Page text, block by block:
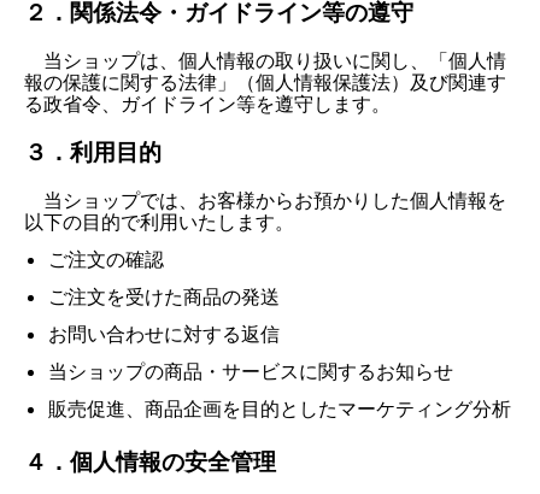
２．関係法令・ガイドライン等の遵守
当ショップは、個人情報の取り扱いに関し、「個人情
報の保護に関する法律」（個人情報保護法）及び関連す
る政省令、ガイドライン等を遵守します。
３．利用目的
当ショップでは、お客様からお預かりした個人情報を
以下の目的で利用いたします。
ご注文の確認
ご注文を受けた商品の発送
お問い合わせに対する返信
当ショップの商品・サービスに関するお知らせ
販売促進、商品企画を目的としたマーケティング分析
４．個人情報の安全管理